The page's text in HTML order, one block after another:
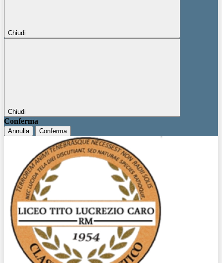
Chiudi
Chiudi
Conferma
Annulla Conferma